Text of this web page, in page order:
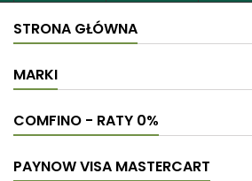
STRONA GŁÓWNA
MARKI
COMFINO - RATY 0%
PAYNOW VISA MASTERCART